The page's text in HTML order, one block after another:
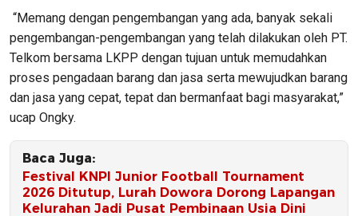
“Memang dengan pengembangan yang ada, banyak sekali
pengembangan-pengembangan yang telah dilakukan oleh PT.
Telkom bersama LKPP dengan tujuan untuk memudahkan
proses pengadaan barang dan jasa serta mewujudkan barang
dan jasa yang cepat, tepat dan bermanfaat bagi masyarakat,”
ucap Ongky.
Baca Juga:
Festival KNPI Junior Football Tournament
2026 Ditutup, Lurah Dowora Dorong Lapangan
Kelurahan Jadi Pusat Pembinaan Usia Dini